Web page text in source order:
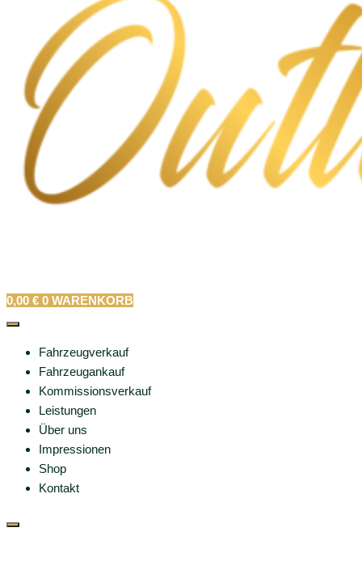
0,00 € 0 WARENKORB
Fahrzeugverkauf
Fahrzeugankauf
Kommissionsverkauf
Leistungen
Über uns
Impressionen
Shop
Kontakt